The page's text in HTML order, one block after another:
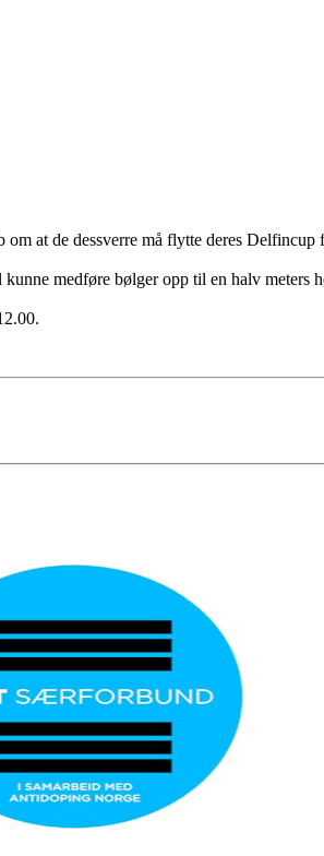
at de dessverre må flytte deres
medføre bølger opp til en halv meters